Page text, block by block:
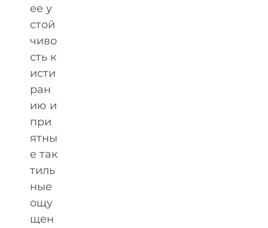
ее у
стой
чиво
сть к
исти
ран
ию и
при
ятны
е так
тиль
ные
ощу
щен